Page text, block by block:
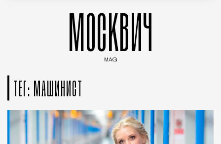
МОСКВИЧ
MAG
ТЕГ: МАШИНИСТ